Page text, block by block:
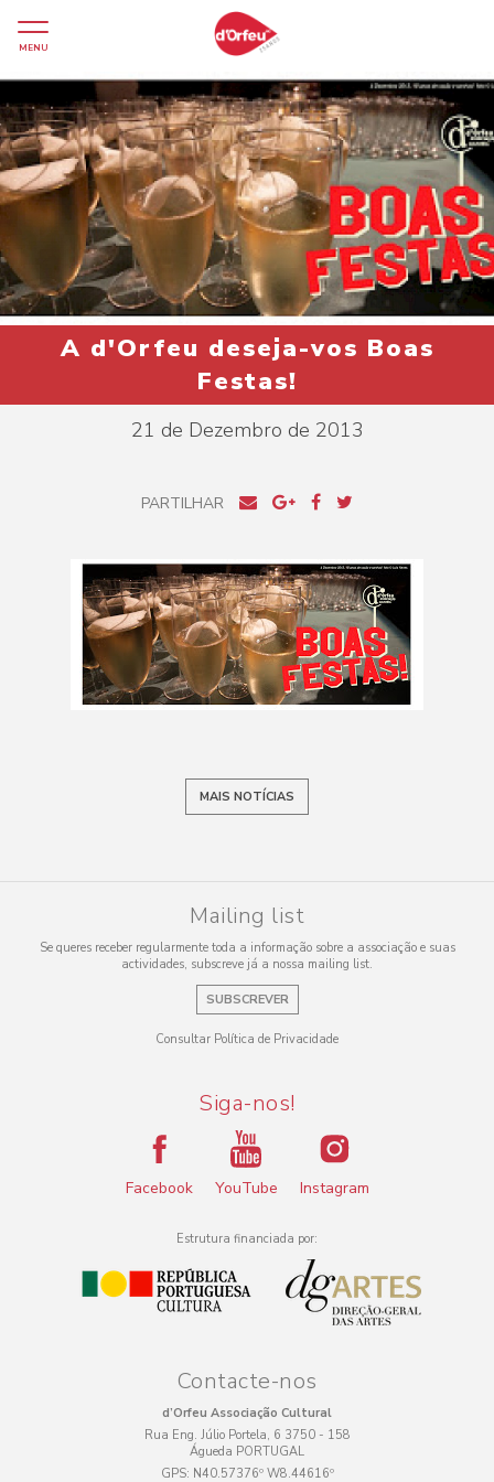
MENU
A d'Orfeu deseja-vos Boas
Festas!
21 de Dezembro de 2013
PARTILHAR
MAIS NOTÍCIAS
Mailing list
Se queres receber regularmente toda a informação sobre a associação e suas
actividades, subscreve já a nossa mailing list.
SUBSCREVER
Consultar Política de Privacidade
Siga-nos!
Facebook YouTube Instagram
Estrutura financiada por:
Contacte-nos
d’Orfeu Associação Cultural
Rua Eng. Júlio Portela, 6 3750 - 158
Águeda PORTUGAL
GPS: N40.57376º W8.44616º